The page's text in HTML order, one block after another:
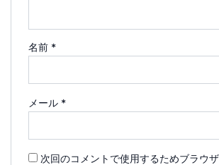
名前 *
メール *
次回のコメントで使用するためブラウ